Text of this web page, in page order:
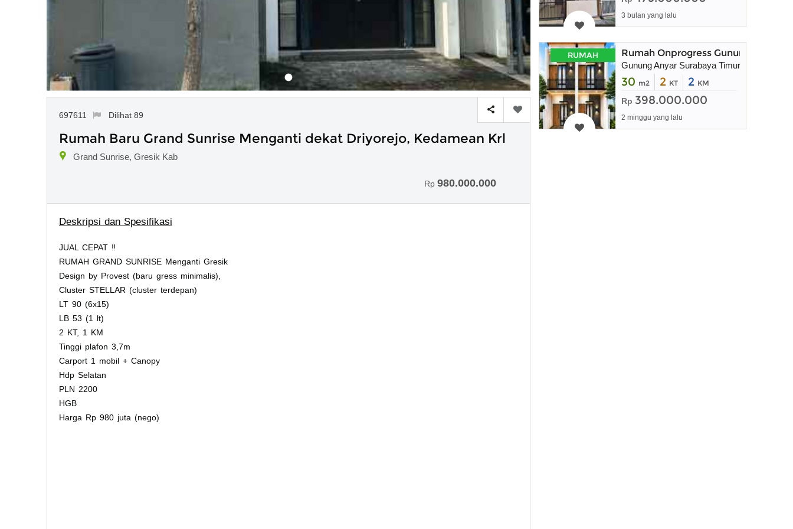
697611 Dilihat 89
Rumah Baru Grand Sunrise Menganti dekat Driyorejo, Kedamean Krl
Grand Sunrise, Gresik Kab
Rp 980.000.000
Deskripsi dan Spesifikasi
JUAL CEPAT ‼️
RUMAH GRAND SUNRISE Menganti Gresik
Design by Provest (baru gress minimalis),
Cluster STELLAR (cluster terdepan)
LT 90 (6x15)
LB 53 (1 lt)
2 KT, 1 KM
Tinggi plafon 3,7m
Carport 1 mobil + Canopy
Hdp Selatan
PLN 2200
HGB
Harga Rp 980 juta (nego)
3 bulan yang lalu
RUMAH Rumah Onprogress Gunung Anyar
Gunung Anyar Surabaya Timur
30 m2 2 KT 2 KM
Rp 398.000.000
2 minggu yang lalu